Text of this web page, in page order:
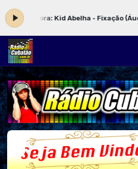
agora: Kid Abelha - Fixação (Áudio